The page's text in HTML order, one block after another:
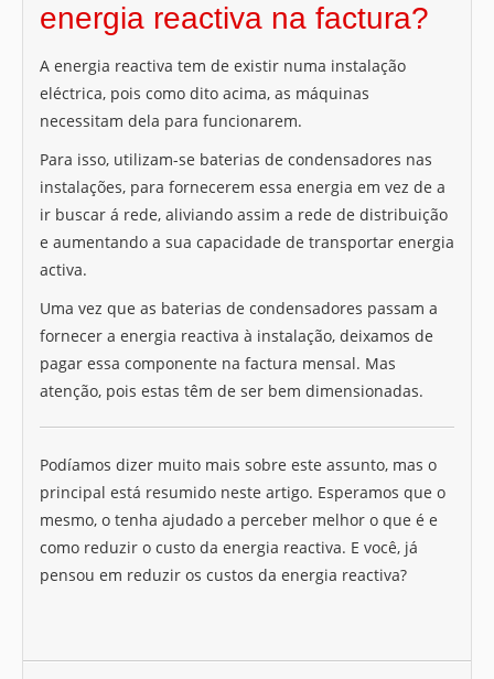
energia reactiva na factura?
A energia reactiva tem de existir numa instalação
eléctrica, pois como dito acima, as máquinas
necessitam dela para funcionarem.
Para isso, utilizam-se baterias de condensadores nas
instalações, para fornecerem essa energia em vez de a
ir buscar á rede, aliviando assim a rede de distribuição
e aumentando a sua capacidade de transportar energia
activa.
Uma vez que as baterias de condensadores passam a
fornecer a energia reactiva à instalação, deixamos de
pagar essa componente na factura mensal. Mas
atenção, pois estas têm de ser bem dimensionadas.
Podíamos dizer muito mais sobre este assunto, mas o
principal está resumido neste artigo. Esperamos que o
mesmo, o tenha ajudado a perceber melhor o que é e
como reduzir o custo da energia reactiva. E você, já
pensou em reduzir os custos da energia reactiva?